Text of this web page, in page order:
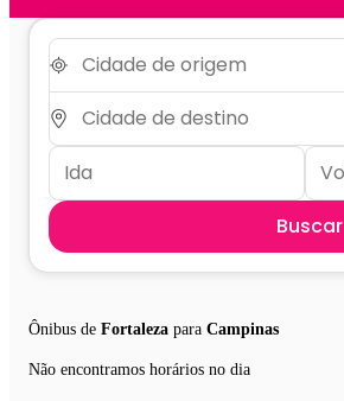
Buscar
Ônibus de Fortaleza para Campinas
Não encontramos horários no dia